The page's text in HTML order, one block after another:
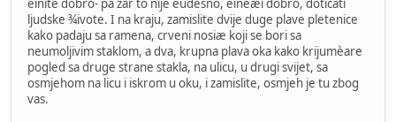
èinite dobro- pa zar to nije èudesno, èineæi dobro, doticati
ljudske ¾ivote. I na kraju, zamislite dvije duge plave pletenice
kako padaju sa ramena, crveni nosiæ koji se bori sa
neumoljivim staklom, a dva, krupna plava oka kako krijumèare
pogled sa druge strane stakla, na ulicu, u drugi svijet, sa
osmjehom na licu i iskrom u oku, i zamislite, osmjeh je tu zbog
vas.